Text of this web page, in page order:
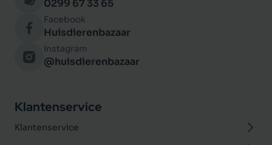
0299 67 33 65
Facebook
Huisdierenbazaar
Instagram
@huisdierenbazaar
Klantenservice
Klantenservice